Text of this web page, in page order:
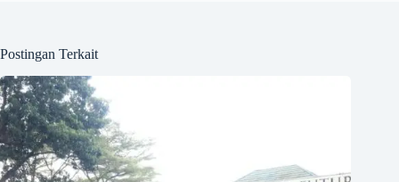
Postingan Terkait